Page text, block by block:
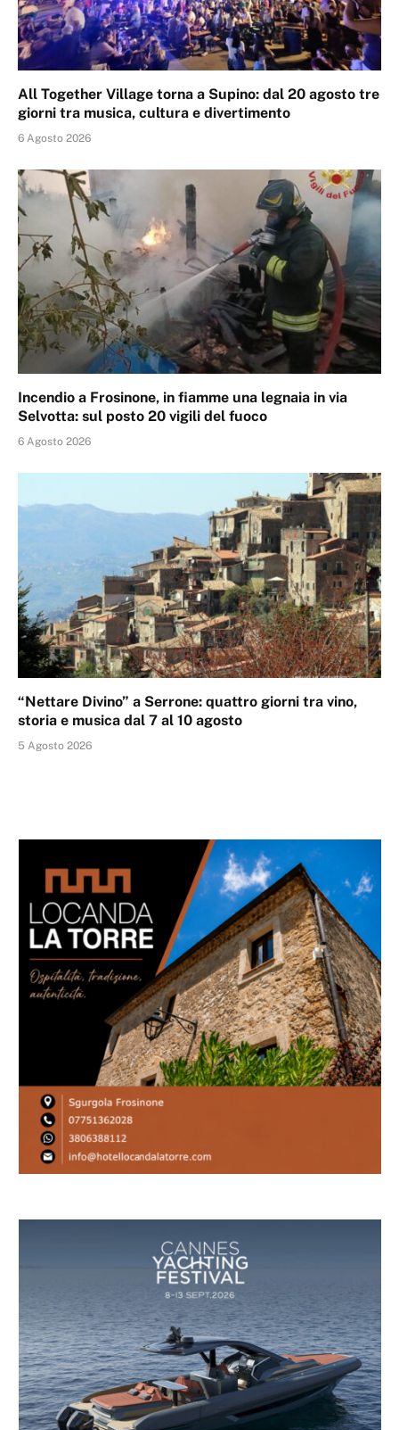
All Together Village torna a Supino: dal 20 agosto tre
giorni tra musica, cultura e divertimento
6 Agosto 2026
Incendio a Frosinone, in fiamme una legnaia in via
Selvotta: sul posto 20 vigili del fuoco
6 Agosto 2026
“Nettare Divino” a Serrone: quattro giorni tra vino,
storia e musica dal 7 al 10 agosto
5 Agosto 2026